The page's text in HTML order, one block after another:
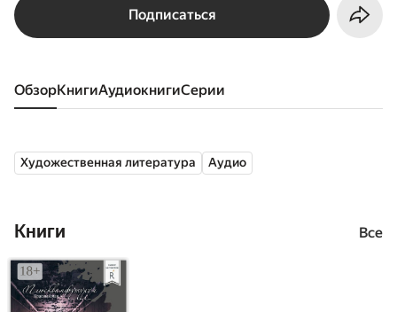
Подписаться
Обзор книги аудиокниги серии
Художественная литература Аудио
Книги Все